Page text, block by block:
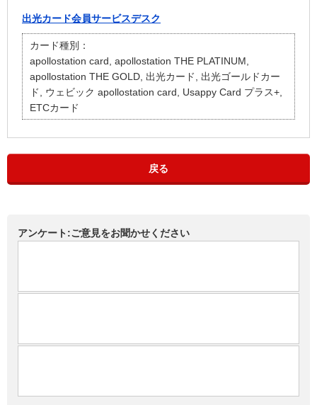
出光カード会員サービスデスク
カード種別：
apollostation card, apollostation THE PLATINUM,
apollostation THE GOLD, 出光カード, 出光ゴールドカー
ド, ウェビック apollostation card, Usappy Card プラス+,
ETCカード
戻る
アンケート:ご意見をお聞かせください